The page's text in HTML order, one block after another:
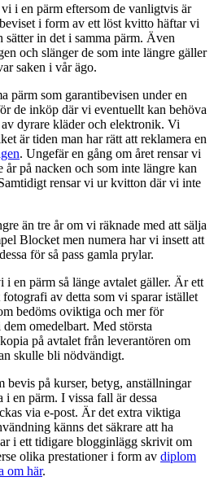
vi i en pärm eftersom de vanligtvis är
i form av ett löst kvitto häftar vi
sätter in det i samma pärm. Även
och slänger de som inte längre gäller
saken i vår ägo.
pärm som garantibevisen under en
de inköp där vi eventuellt kan behöva
dyrare kläder och elektronik. Vi
är tiden man har rätt att reklamera en
. Ungefär en gång om året rensar vi
på nacken och som inte längre kan
rensar vi ur kvitton där vi inte
än tre år om vi räknade med att sälja
Blocket men numera har vi insett att
för så pass gamla prylar.
i en pärm så länge avtalet gäller. Är ett
av detta som vi sparar istället
bedöms oviktiga och mer för
omedelbart. Med största
på avtalet från leverantören om
skulle bli nödvändigt.
bevis på kurser, betyg, anställningar
i en pärm. I vissa fall är dessa
via e-post. Är det extra viktiga
känns det säkrare att ha
i ett tidigare blogginlägg skrivit om
olika prestationer i form av diplom
om här.